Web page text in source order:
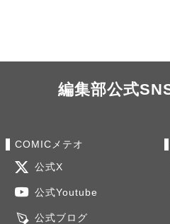
編集部公式
COMICメテオ
公式X
公式Youtube
公式ブログ